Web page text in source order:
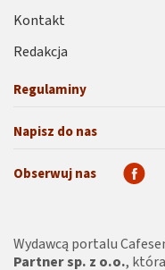
Regulaminy
Napisz do nas
Kontakt
Redakcja
Obserwuj nas
Wydawcą portalu
Partner sp. z o.o.,